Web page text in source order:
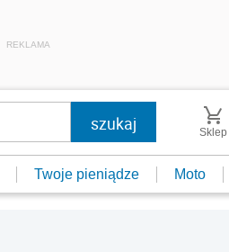
REKLAMA
Sklep
Twoje pieniądze Moto